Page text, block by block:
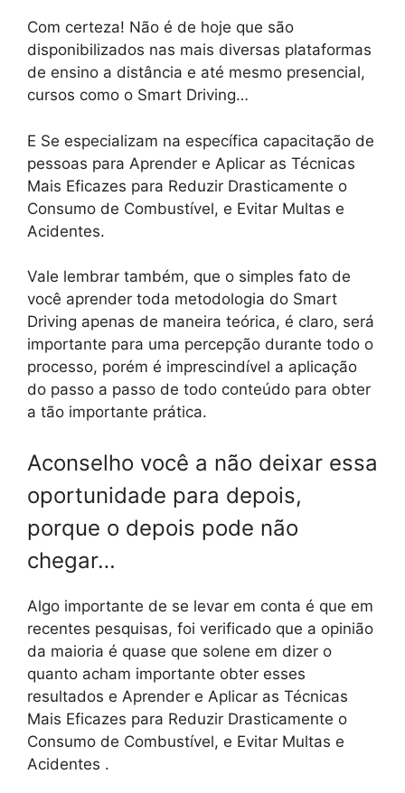
Com certeza! Não é de hoje que são
disponibilizados nas mais diversas plataformas
de ensino a distância e até mesmo presencial,
cursos como o Smart Driving…
E Se especializam na específica capacitação de
pessoas para Aprender e Aplicar as Técnicas
Mais Eficazes para Reduzir Drasticamente o
Consumo de Combustível, e Evitar Multas e
Acidentes.
Vale lembrar também, que o simples fato de
você aprender toda metodologia do Smart
Driving apenas de maneira teórica, é claro, será
importante para uma percepção durante todo o
processo, porém é imprescindível a aplicação
do passo a passo de todo conteúdo para obter
a tão importante prática.
Aconselho você a não deixar essa
oportunidade para depois,
porque o depois pode não
chegar…
Algo importante de se levar em conta é que em
recentes pesquisas, foi verificado que a opinião
da maioria é quase que solene em dizer o
quanto acham importante obter esses
resultados e Aprender e Aplicar as Técnicas
Mais Eficazes para Reduzir Drasticamente o
Consumo de Combustível, e Evitar Multas e
Acidentes .